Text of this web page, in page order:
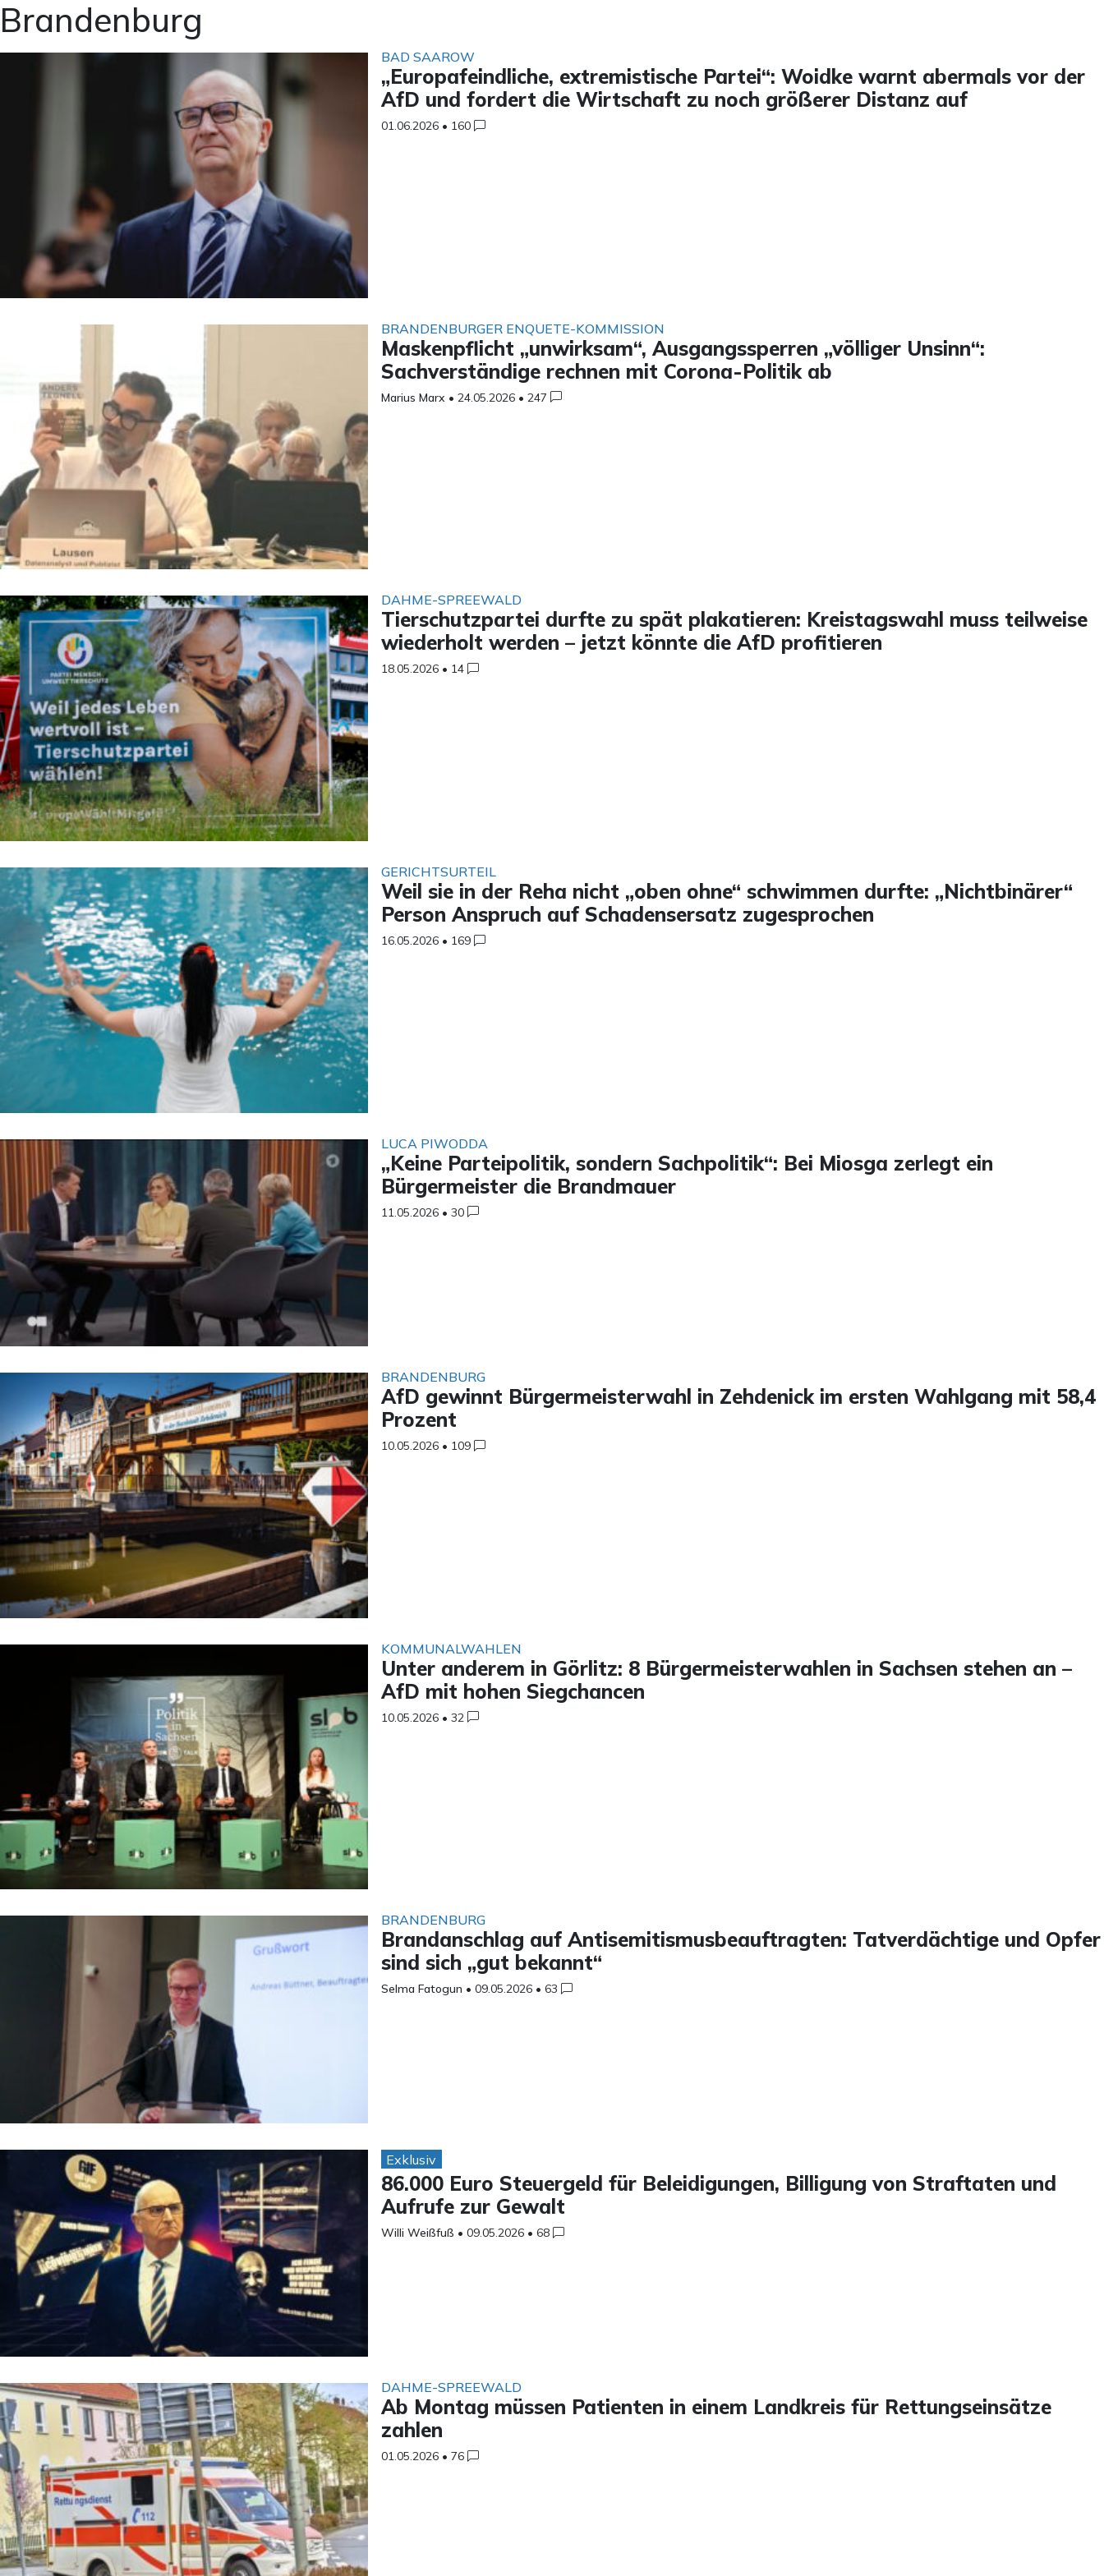
Brandenburg
BAD SAAROW
„Europafeindliche, extremistische Partei“: Woidke warnt abermals vor der
AfD und fordert die Wirtschaft zu noch größerer Distanz auf
01.06.2026 • 160
BRANDENBURGER ENQUETE-KOMMISSION
Maskenpflicht „unwirksam“, Ausgangssperren „völliger Unsinn“:
Sachverständige rechnen mit Corona-Politik ab
Marius Marx • 24.05.2026 • 247
DAHME-SPREEWALD
Tierschutzpartei durfte zu spät plakatieren: Kreistagswahl muss teilweise
wiederholt werden – jetzt könnte die AfD profitieren
18.05.2026 • 14
GERICHTSURTEIL
Weil sie in der Reha nicht „oben ohne“ schwimmen durfte: „Nichtbinärer“
Person Anspruch auf Schadensersatz zugesprochen
16.05.2026 • 169
LUCA PIWODDA
„Keine Parteipolitik, sondern Sachpolitik“: Bei Miosga zerlegt ein
Bürgermeister die Brandmauer
11.05.2026 • 30
BRANDENBURG
AfD gewinnt Bürgermeisterwahl in Zehdenick im ersten Wahlgang mit 58,4
Prozent
10.05.2026 • 109
KOMMUNALWAHLEN
Unter anderem in Görlitz: 8 Bürgermeisterwahlen in Sachsen stehen an –
AfD mit hohen Siegchancen
10.05.2026 • 32
BRANDENBURG
Brandanschlag auf Antisemitismusbeauftragten: Tatverdächtige und Opfer
sind sich „gut bekannt“
Selma Fatogun • 09.05.2026 • 63
Exklusiv
86.000 Euro Steuergeld für Beleidigungen, Billigung von Straftaten und
Aufrufe zur Gewalt
Willi Weißfuß • 09.05.2026 • 68
DAHME-SPREEWALD
Ab Montag müssen Patienten in einem Landkreis für Rettungseinsätze
zahlen
01.05.2026 • 76